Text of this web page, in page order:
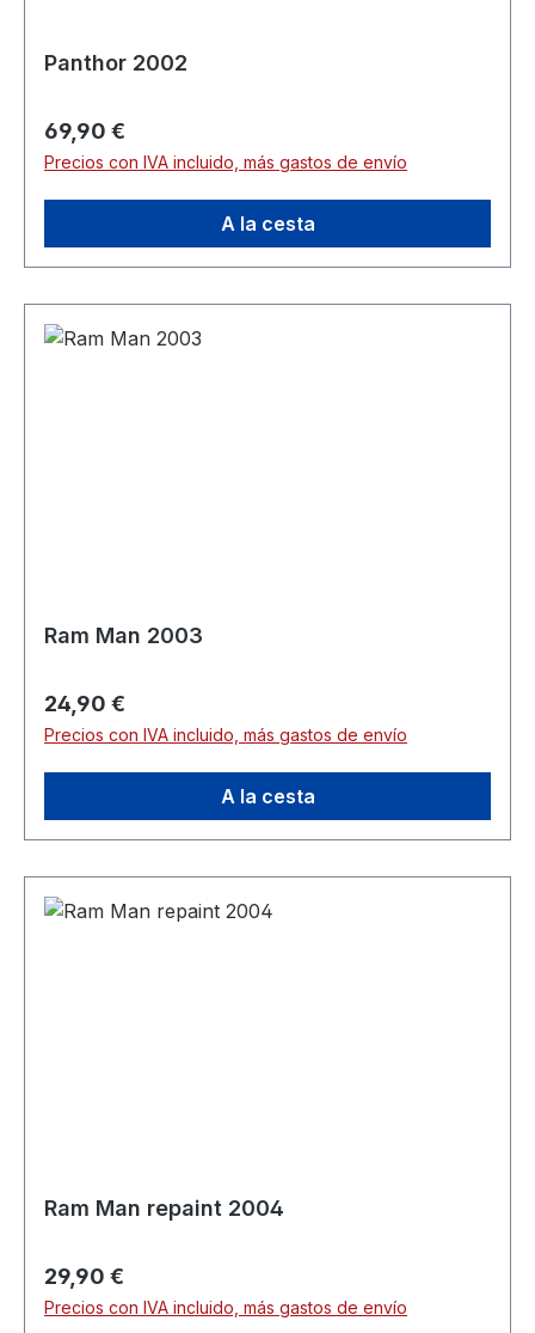
Panthor 2002
Precio normal:
69,90 €
Precios con IVA incluido, más gastos de envío
A la cesta
Ram Man 2003
Precio normal:
24,90 €
Precios con IVA incluido, más gastos de envío
A la cesta
Ram Man repaint 2004
Precio normal:
29,90 €
Precios con IVA incluido, más gastos de envío